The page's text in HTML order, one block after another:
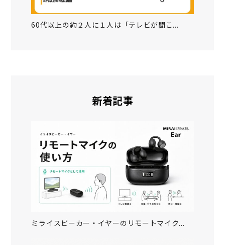
60代以上の約２人に１人は「テレビが聞こ...
新着記事
ミライスピーカー・イヤーのリモートマイク...